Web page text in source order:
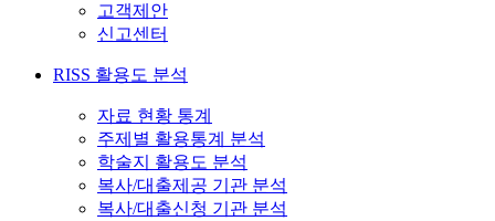
고객제안
신고센터
RISS 활용도 분석
자료 현황 통계
주제별 활용통계 분석
학술지 활용도 분석
복사/대출제공 기관 분석
복사/대출신청 기관 분석